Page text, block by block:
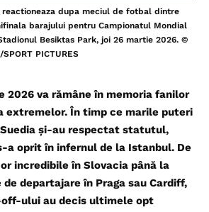
reactioneaza dupa meciul de fotbal dintre
barajului pentru Campionatul Mondial
Besiktas Park, joi 26 martie 2026. ©
PICTURES
2026 va rămâne în memoria fanilor
extremelor. În timp ce marile puteri
și-au respectat statutul,
a oprit în infernul de la Istanbul. De
incredibile în Slovacia până la
departajare în Praga sau Cardiff,
ului au decis ultimele opt